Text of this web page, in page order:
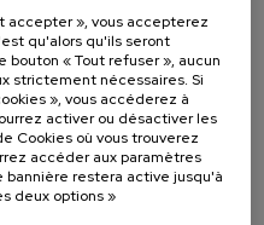
en el
e Institucional
DE22 €
accepter », vous accepterez
qu'alors qu'ils seront
bouton « Tout refuser », aucun
strictement nécessaires. Si
», vous accéderez à
activer ou désactiver les
Cookies où vous trouverez
accéder aux paramètres
restera active jusqu'à
deux options »